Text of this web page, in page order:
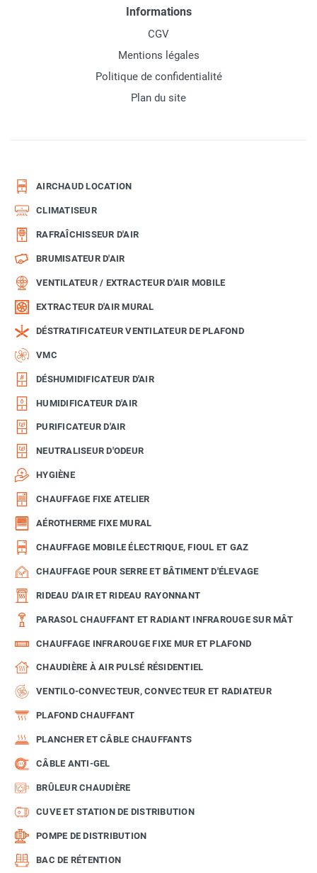
Informations
CGV
Mentions légales
Politique de confidentialité
Plan du site
AIRCHAUD LOCATION
CLIMATISEUR
RAFRAÎCHISSEUR D'AIR
BRUMISATEUR D'AIR
VENTILATEUR / EXTRACTEUR D'AIR MOBILE
EXTRACTEUR D'AIR MURAL
DÉSTRATIFICATEUR VENTILATEUR DE PLAFOND
VMC
DÉSHUMIDIFICATEUR D'AIR
HUMIDIFICATEUR D'AIR
PURIFICATEUR D'AIR
NEUTRALISEUR D'ODEUR
HYGIÈNE
CHAUFFAGE FIXE ATELIER
AÉROTHERME FIXE MURAL
CHAUFFAGE MOBILE ÉLECTRIQUE, FIOUL ET GAZ
CHAUFFAGE POUR SERRE ET BÂTIMENT D'ÉLEVAGE
RIDEAU D'AIR ET RIDEAU RAYONNANT
PARASOL CHAUFFANT ET RADIANT INFRAROUGE SUR MÂT
CHAUFFAGE INFRAROUGE FIXE MUR ET PLAFOND
CHAUDIÈRE À AIR PULSÉ RÉSIDENTIEL
VENTILO-CONVECTEUR, CONVECTEUR ET RADIATEUR
PLAFOND CHAUFFANT
PLANCHER ET CÂBLE CHAUFFANTS
CÂBLE ANTI-GEL
BRÛLEUR CHAUDIÈRE
CUVE ET STATION DE DISTRIBUTION
POMPE DE DISTRIBUTION
BAC DE RÉTENTION